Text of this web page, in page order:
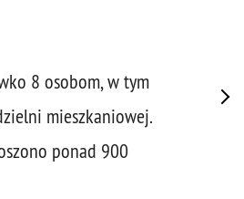
8 osobom, w tym
mieszkaniowej.
ponad 900